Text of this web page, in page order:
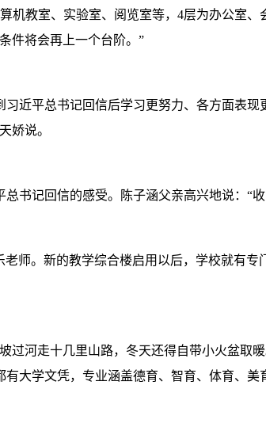
教室、实验室、阅览室等，4层为办公室
件将会再上一个台阶。”
平总书记回信后学习更努力、各方面表现
娇说。
记回信的感受。陈子涵父亲高兴地说：“
。新的教学综合楼启用以后，学校就有专
河走十几里山路，冬天还得自带小火盆取
大学文凭，专业涵盖德育、智育、体育、